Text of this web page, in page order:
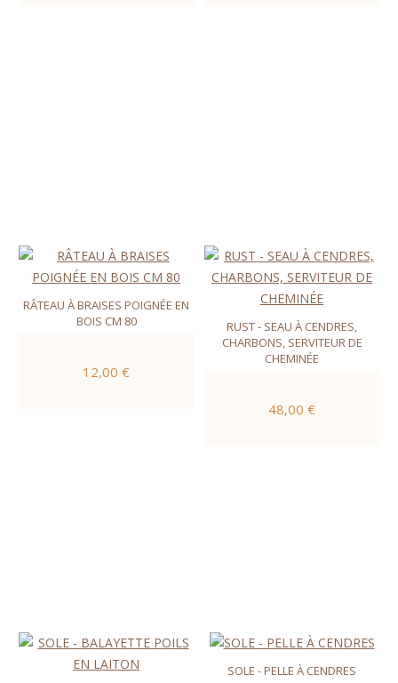
RÂTEAU À BRAISES POIGNÉE EN
BOIS CM 80
12,00 €
RUST - SEAU À CENDRES,
CHARBONS, SERVITEUR DE
CHEMINÉE
48,00 €
SOLE - PELLE À CENDRES